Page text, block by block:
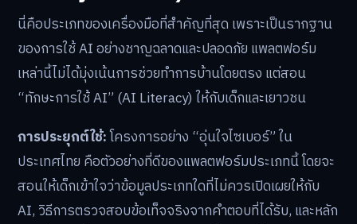
นี่คือประเภทของเครื่องมือที่สำคัญที่สุด เพราะเป็นรากฐาน
ของการใช้ AI อย่างชาญฉลาดและปลอดภัย แพลตฟอร์ม
เหล่านี้ไม่ได้มุ่งเน้นการช่วยทำการบ้านโดยตรง แต่สอน
“ทักษะการใช้ AI” (AI Literacy) ให้กับเด็กและเยาวชน
การประยุกต์ใช้:โครงการอย่าง “อุ่นใจไซเบอร์” ใน
ประเทศไทย คือตัวอย่างที่ดีของแพลตฟอร์มประเภทนี้ โดยจะ
สอนให้เด็กเข้าใจว่าข้อมูลประเภทใดที่ไม่ควรเปิดเผยให้กับ
AI, วิธีการตรวจสอบข้อเท็จจริงจากคำตอบที่ได้รับ, และหลัก